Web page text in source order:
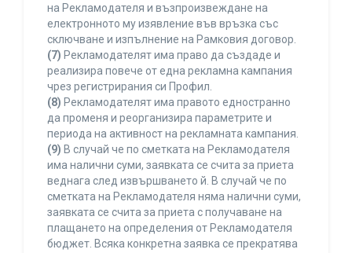
на Рекламодателя и възпроизвеждане на
електронното му изявление във връзка със
сключване и изпълнение на Рамковия договор.
(7) Рекламодателят има право да създаде и
реализира повече от една рекламна кампания
чрез регистрирания си Профил.
(8) Рекламодателят има правото едностранно
да променя и реорганизира параметрите и
периода на активност на рекламната кампания.
(9) В случай че по сметката на Рекламодателя
има налични суми, заявката се счита за приета
веднага след извършването й. В случай че по
сметката на Рекламодателя няма налични суми,
заявката се счита за приета с получаване на
плащането на определения от Рекламодателя
бюджет. Всяка конкретна заявка се прекратява